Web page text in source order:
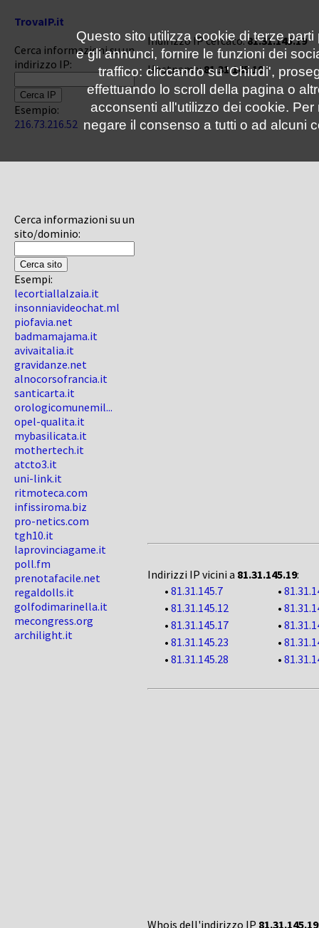
TrovaIP.it
Cerca informazioni su un
indirizzo IP:
Esempio:
216.73.216.52
Cerca informazioni su un
sito/dominio:
Esempi:
lecortiallalzaia.it
insonniavideochat.ml
piofavia.net
badmamajama.it
avivaitalia.it
gravidanze.net
alnocorsofrancia.it
santicarta.it
orologicomunemil...
opel-qualita.it
mybasilicata.it
mothertech.it
atcto3.it
uni-link.it
ritmoteca.com
infissiroma.biz
pro-netics.com
tgh10.it
laprovinciagame.it
poll.fm
prenotafacile.net
regaldolls.it
golfodimarinella.it
mecongress.org
archilight.it
Indirizzo IP cercato:81.31.145.19
Hostname:81.31.145.19
Indirizzi IP vicini a 81.31.145.19:
• 81.31.145.7 •
• 81.31.145.12 •
• 81.31.145.17 •
• 81.31.145.23 •
• 81.31.145.28 •
Whois dell'indirizzo IP 81.31.145.19
Questo sito utilizza cookie di terze
e gli annunci, fornire le funzioni dei
traffico: cliccando su 'Chiudi',
effettuando lo scroll della pagina o
acconsenti all'utilizzo dei cookie.
negare il consenso a tutti o ad alcuni